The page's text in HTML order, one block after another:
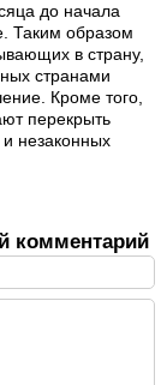
до начала
Таким образом
в страну,
странами
Кроме того,
перекрыть
незаконных
комментарий